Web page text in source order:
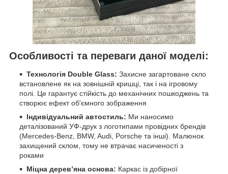
Особливості та переваги даної моделі:
Технологія Double Glass: Захисне загартоване скло
встановлене як на зовнішній кришці, так і на ігровому
полі. Це гарантує стійкість до механічних пошкоджень та
створює ефект об'ємного зображення
Індивідуальний автостиль: Ми наносимо
деталізований УФ-друк з логотипами провідних брендів
(Mercedes-Benz, BMW, Audi, Porsche та інші). Малюнок
захищений склом, тому не втрачає насиченості з
роками
Міцна дерев’яна основа: Каркас із добірної